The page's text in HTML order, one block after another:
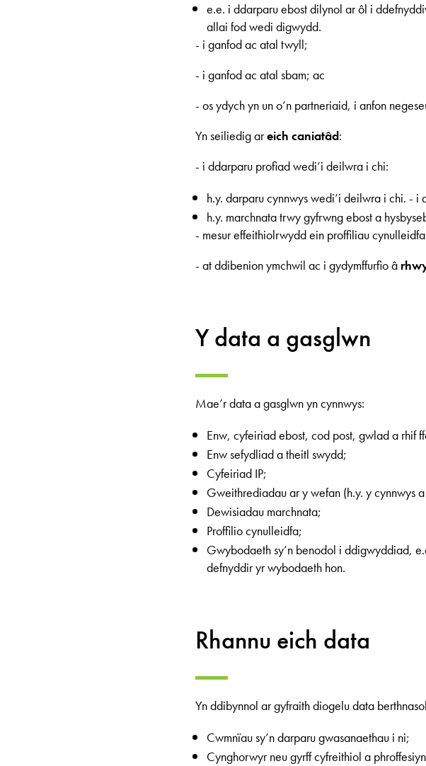
e.e. i ddarparu ebost dilynol ar ôl i
allai fod wedi digwydd.
- i ganfod ac atal twyll;
- i ganfod ac atal sbam; ac
- os ydych yn un o’n partneriaid, i anfon
Yn seiliedig areich caniatâd:
- i ddarparu profiad wedi’i deilwra i chi:
h.y. darparu cynnwys wedi’i deilwra i chi. - i
h.y. marchnata trwy gyfrwng ebost a
- mesur effeithiolrwydd ein proffiliau
- at ddibenion ymchwil ac i gydymffurfio â
Y data a gasglwn
Mae’r data a gasglwn yn cynnwys:
Enw, cyfeiriad ebost, cod post, gwlad a rhif
Enw sefydliad a theitl swydd;
Cyfeiriad IP;
Gweithrediadau ar y wefan (h.y. y cynnwys
Dewisiadau marchnata;
Proffilio cynulleidfa;
Gwybodaeth sy’n benodol i ddigwyddiad,
defnyddir yr wybodaeth hon.
Rhannu eich data
Yn ddibynnol ar gyfraith diogelu data
Cwmnïau sy’n darparu gwasanaethau i ni;
Cynghorwyr neu gyrff cyfreithiol a